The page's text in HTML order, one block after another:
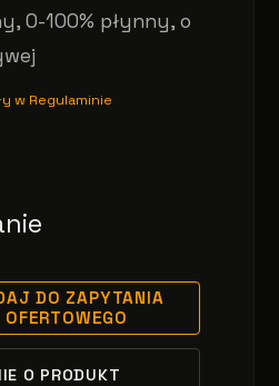
0-100% płynny, o
w Regulaminie
DO ZAPYTANIA
OFERTOWEGO
O PRODUKT